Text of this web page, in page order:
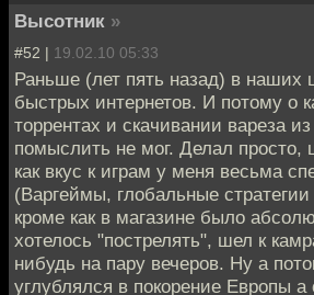
Высотник »
#52 | 19.02.10 05:33
Раньше (лет пять назад) в наших
быстрых интернетов. И потому о
торрентах и скачивании вареза
помыслить не мог. Делал просто,
как вкус к играм у меня весьма
(Варгеймы, глобальные стратегии
кроме как в магазине было
хотелось "пострелять", шел к
нибудь на пару вечеров. Ну а
углублялся в покорение Европы